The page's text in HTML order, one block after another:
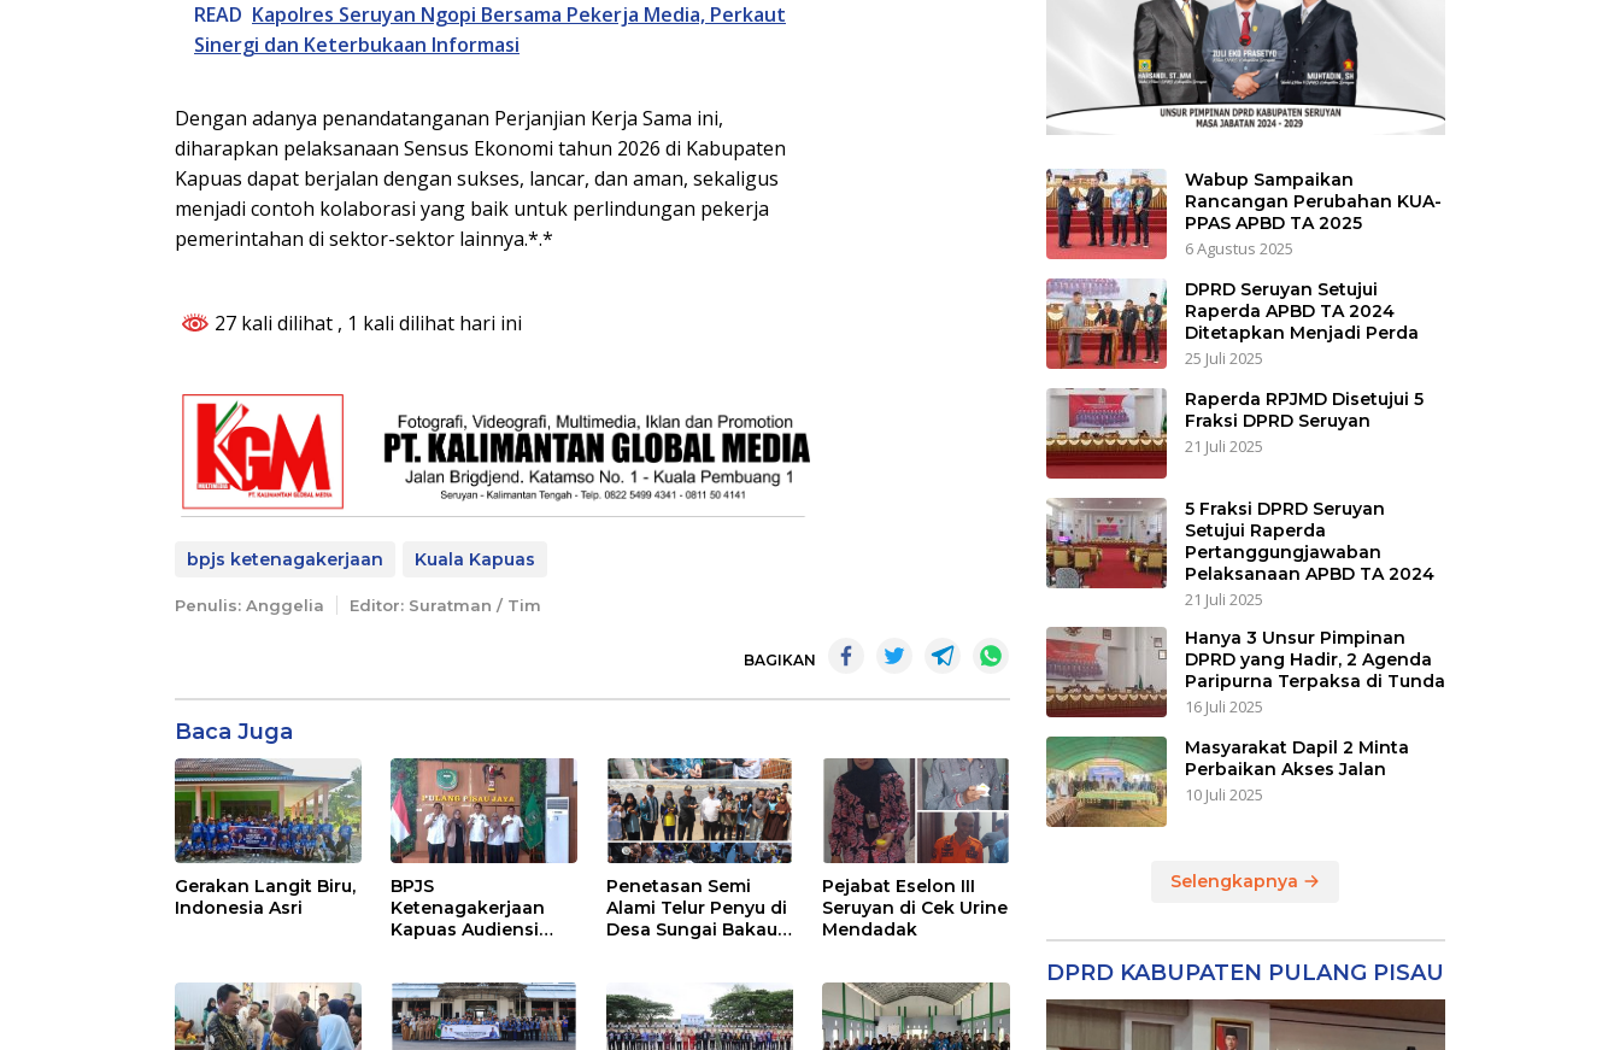
READ Kapolres Seruyan Ngopi Bersama Pekerja Media, Perkaut
Sinergi dan Keterbukaan Informasi
Dengan adanya penandatanganan Perjanjian Kerja Sama ini,
diharapkan pelaksanaan Sensus Ekonomi tahun 2026 di Kabupaten
Kapuas dapat berjalan dengan sukses, lancar, dan aman, sekaligus
menjadi contoh kolaborasi yang baik untuk perlindungan pekerja
pemerintahan di sektor-sektor lainnya.*.*
27 kali dilihat , 1 kali dilihat hari ini
bpjs ketenagakerjaan Kuala Kapuas
Penulis: Anggelia Editor: Suratman / Tim
BAGIKAN
Baca Juga
Gerakan Langit Biru,
Indonesia Asri
BPJS
Ketenagakerjaan
Kapuas Audiensi
Kepesertaan PKBU,
Ekosistem Desa, dan
Pekerja Rentan
Penetasan Semi
Alami Telur Penyu di
Desa Sungai Bakau
Pejabat Eselon III
Seruyan di Cek Urine
Mendadak
Wabup Sampaikan
Rancangan Perubahan KUA-
PPAS APBD TA 2025
6 Agustus 2025
DPRD Seruyan Setujui
Raperda APBD TA 2024
Ditetapkan Menjadi Perda
25 Juli 2025
Raperda RPJMD Disetujui 5
Fraksi DPRD Seruyan
21 Juli 2025
5 Fraksi DPRD Seruyan
Setujui Raperda
Pertanggungjawaban
Pelaksanaan APBD TA 2024
21 Juli 2025
Hanya 3 Unsur Pimpinan
DPRD yang Hadir, 2 Agenda
Paripurna Terpaksa di Tunda
16 Juli 2025
Masyarakat Dapil 2 Minta
Perbaikan Akses Jalan
10 Juli 2025
Selengkapnya
DPRD KABUPATEN PULANG PISAU